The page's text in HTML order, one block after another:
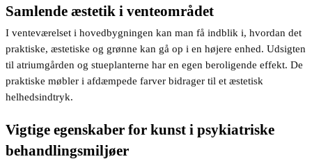
Samlende æstetik i venteområdet
I venteværelset i hovedbygningen kan man få indblik i, hvordan det
praktiske, æstetiske og grønne kan gå op i en højere enhed. Udsigten
til atriumgården og stueplanterne har en egen beroligende effekt. De
praktiske møbler i afdæmpede farver bidrager til et æstetisk
helhedsindtryk.
Vigtige egenskaber for kunst i psykiatriske
behandlingsmiljøer